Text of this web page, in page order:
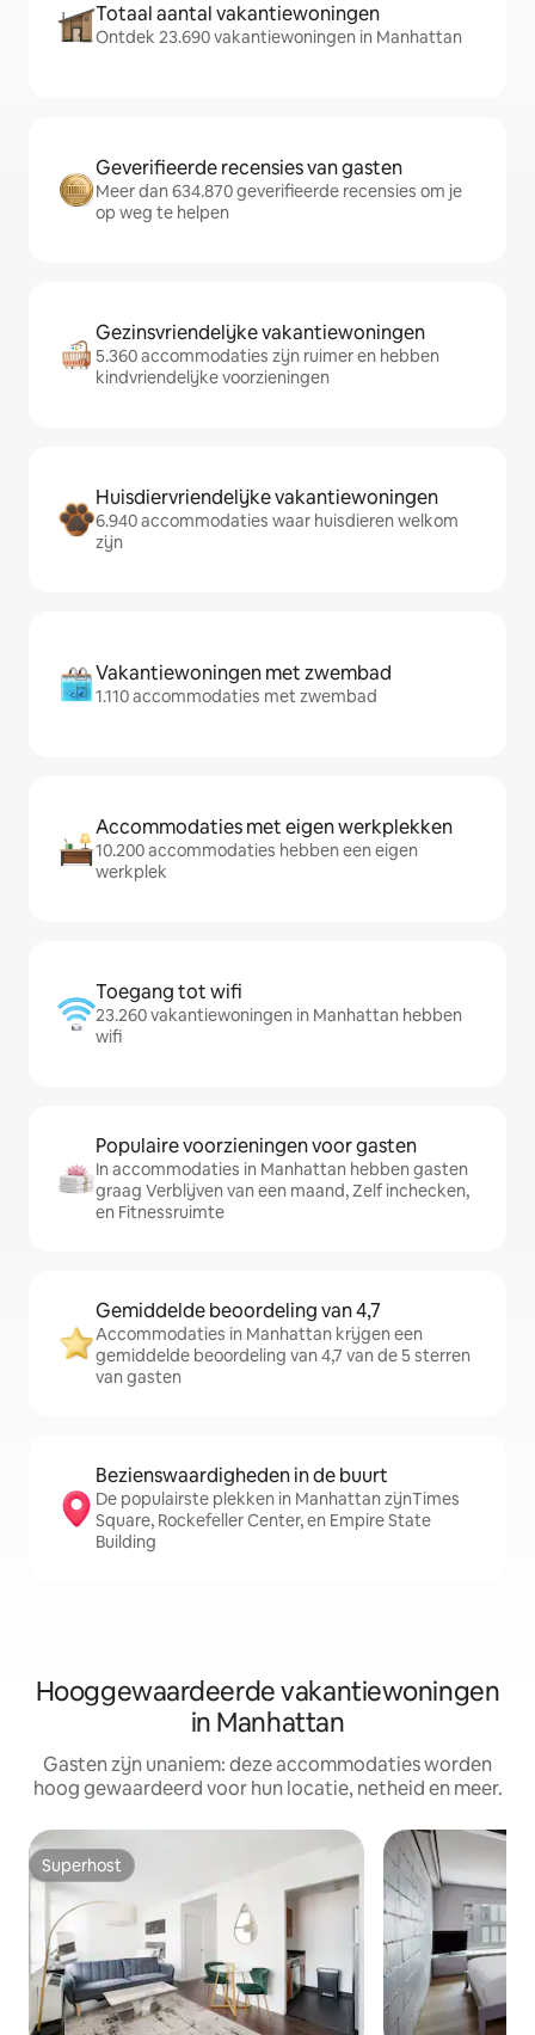
Totaal aantal vakantiewoningen
Ontdek 23.690 vakantiewoningen in Manhattan
Geverifieerde recensies van gasten
Meer dan 634.870 geverifieerde recensies om je
op weg te helpen
Gezinsvriendelijke vakantiewoningen
5.360 accommodaties zijn ruimer en hebben
kindvriendelijke voorzieningen
Huisdiervriendelijke vakantiewoningen
6.940 accommodaties waar huisdieren welkom
zijn
Vakantiewoningen met zwembad
1.110 accommodaties met zwembad
Accommodaties met eigen werkplekken
10.200 accommodaties hebben een eigen
werkplek
Toegang tot wifi
23.260 vakantiewoningen in Manhattan hebben
wifi
Populaire voorzieningen voor gasten
In accommodaties in Manhattan hebben gasten
graag Verblijven van een maand, Zelf inchecken,
en Fitnessruimte
Gemiddelde beoordeling van 4,7
Accommodaties in Manhattan krijgen een
gemiddelde beoordeling van 4,7 van de 5 sterren
van gasten
Bezienswaardigheden in de buurt
De populairste plekken in Manhattan zijnTimes
Square, Rockefeller Center, en Empire State
Building
Hooggewaardeerde vakantiewoningen
in Manhattan
Gasten zijn unaniem: deze accommodaties worden
hoog gewaardeerd voor hun locatie, netheid en meer.
Superhost
Superhost